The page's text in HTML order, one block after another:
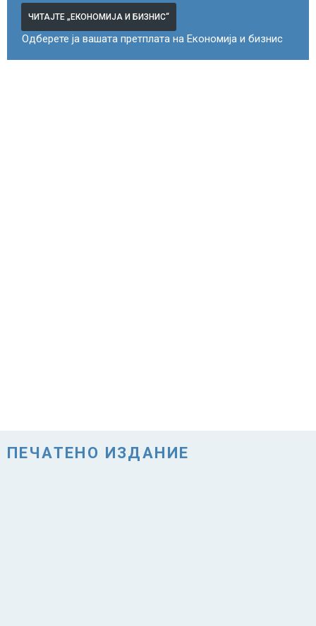
ЧИТАЈТЕ „ЕКОНОМИЈА И БИЗНИС“
Одберете ја вашата претплата на Економија и бизнис
ПЕЧАТЕНО ИЗДАНИЕ